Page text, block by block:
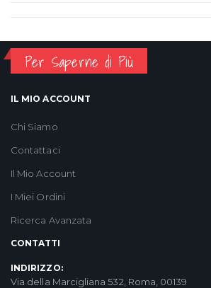
Per Saperne di Più
IL MIO ACCOUNT
Chi Siamo
Contattaci
Il Mio Account
I Miei Ordini
Ricerca Avanzata
CONTATTI
INDIRIZZO:
Via della Marcigliana 532, Roma, 00139